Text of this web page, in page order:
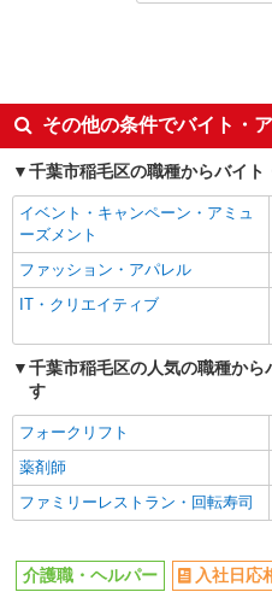
入社日応相談
経験者・有資格者歓迎
女性活躍中
フリーター歓迎
ブランクOK
エルダー（50代～）活躍中
昇給あり
フルタイム歓迎
駅直結・駅チカ
バイク通勤OK
残業少なめ（月20h未満）
退職金・財形貯蓄制度あり
その他の条件でバイト・
千葉市稲毛区の職種からバイ
イベント・キャンペーン・アミュ
ーズメント
ファッション・アパレル
IT・クリエイティブ
千葉市稲毛区の人気の職種か
す
フォークリフト
薬剤師
ファミリーレストラン・回転寿司
介護職・ヘルパー 入社日応